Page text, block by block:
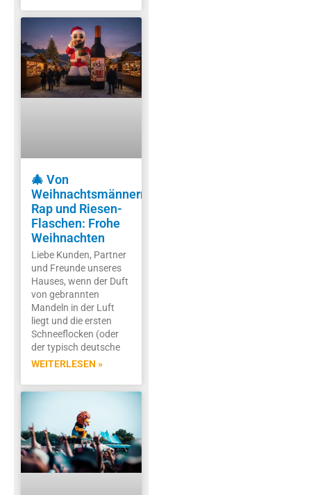
🎄 Von
Weihnachtsmännern,
Rap und Riesen-
Flaschen: Frohe
Weihnachten
Liebe Kunden, Partner
und Freunde unseres
Hauses, wenn der Duft
von gebrannten
Mandeln in der Luft
liegt und die ersten
Schneeflocken (oder
der typisch deutsche
WEITERLESEN »